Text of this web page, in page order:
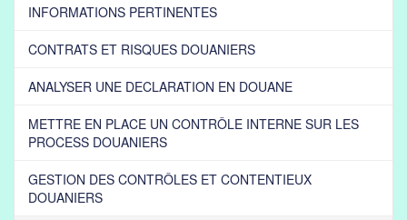
INFORMATIONS PERTINENTES
CONTRATS ET RISQUES DOUANIERS
ANALYSER UNE DECLARATION EN DOUANE
METTRE EN PLACE UN CONTRÔLE INTERNE SUR LES
PROCESS DOUANIERS
GESTION DES CONTRÔLES ET CONTENTIEUX
DOUANIERS